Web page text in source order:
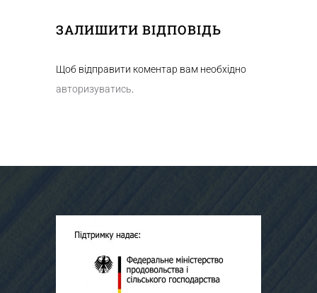
ЗАЛИШИТИ ВІДПОВІДЬ
Щоб відправити коментар вам необхідно
авторизуватись